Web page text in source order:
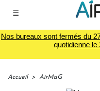
☰
Nos bureaux sont fermés du
quotidienne le
Accueil > AirMaG